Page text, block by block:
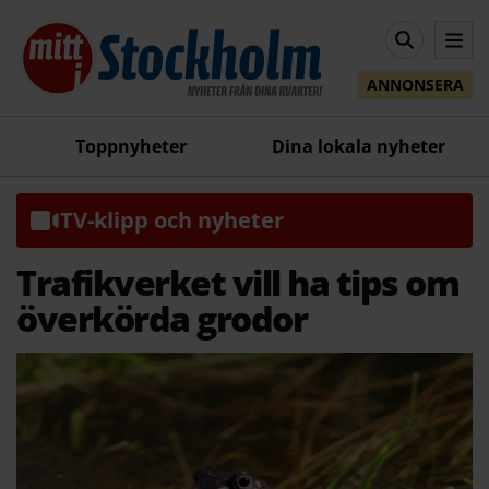
ANNONSERA
Toppnyheter Dina lokala nyheter
TV-klipp och nyheter
Trafikverket vill ha tips om
överkörda grodor